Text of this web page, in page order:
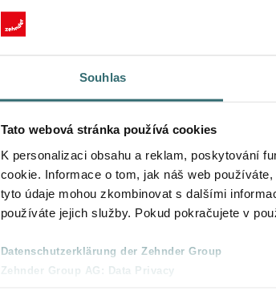
Souhlas
Tato webová stránka používá cookies
K personalizaci obsahu a reklam, poskytování
cookie. Informace o tom, jak náš web
tyto údaje mohou zkombinovat s dalšími
používáte jejich služby. Pokud pokračujete v
Datenschutzerklärung der Zehnder Group
Zehnder Group AG: Data Privacy